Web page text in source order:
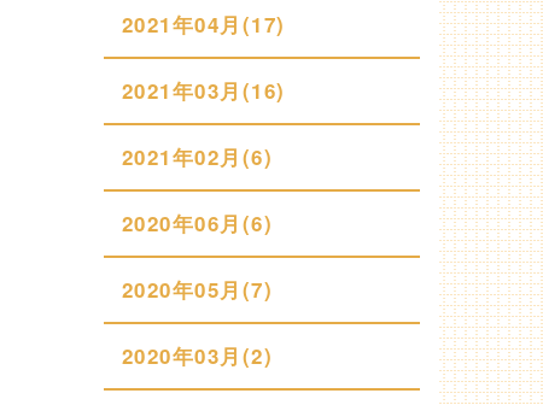
2021年04月(17)
2021年03月(16)
2021年02月(6)
2020年06月(6)
2020年05月(7)
2020年03月(2)